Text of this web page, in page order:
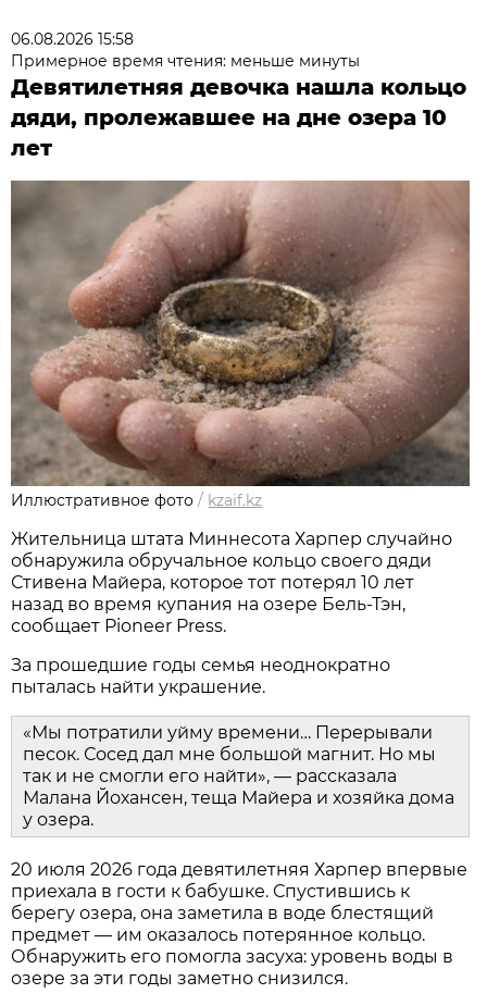
06.08.2026 15:58
Примерное время чтения: меньше минуты
Девятилетняя девочка нашла кольцо
дяди, пролежавшее на дне озера 10
лет
Иллюстративное фото / kzaif.kz
Жительница штата Миннесота Харпер случайно
обнаружила обручальное кольцо своего дяди
Стивена Майера, которое тот потерял 10 лет
назад во время купания на озере Бель-Тэн,
сообщает Pioneer Press.
За прошедшие годы семья неоднократно
пыталась найти украшение.
«Мы потратили уйму времени… Перерывали
песок. Сосед дал мне большой магнит. Но мы
так и не смогли его найти», — рассказала
Малана Йохансен, теща Майера и хозяйка дома
у озера.
20 июля 2026 года девятилетняя Харпер впервые
приехала в гости к бабушке. Спустившись к
берегу озера, она заметила в воде блестящий
предмет — им оказалось потерянное кольцо.
Обнаружить его помогла засуха: уровень воды в
озере за эти годы заметно снизился.